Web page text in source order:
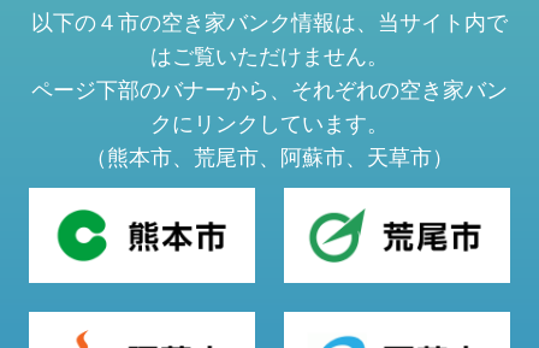
以下の４市の空き家バンク情報は、当サイト内で
はご覧いただけません。
ページ下部のバナーから、それぞれの空き家バン
クにリンクしています。
（熊本市、荒尾市、阿蘇市、天草市）